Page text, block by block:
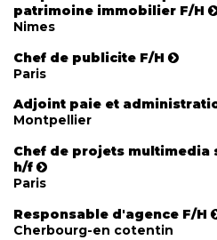
patrimoine immobilier F/H
Nimes
Chef de publicite F/H
Paris
Adjoint paie et
Montpellier
Chef de projets
h/f
Paris
Responsable d'agence F/H
Cherbourg-en cotentin